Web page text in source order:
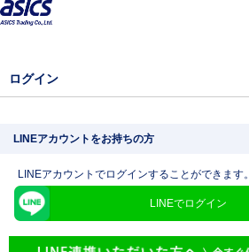
ログイン
LINEアカウントをお持ちの方
LINEアカウントでログインすることができます。
LINEでログイン